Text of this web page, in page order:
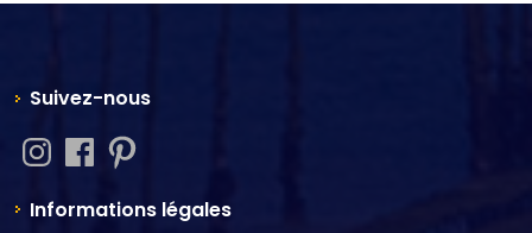
Suivez-nous
Informations légales